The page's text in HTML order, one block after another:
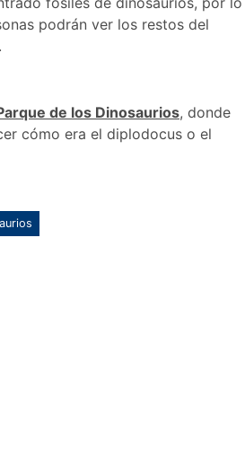
podrán ver los restos del
de los Dinosaurios, donde
cómo era el diplodocus o el